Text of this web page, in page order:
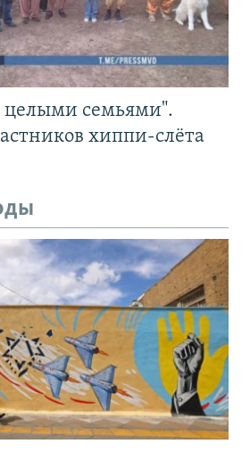
целыми семьями".
хиппи-слёта